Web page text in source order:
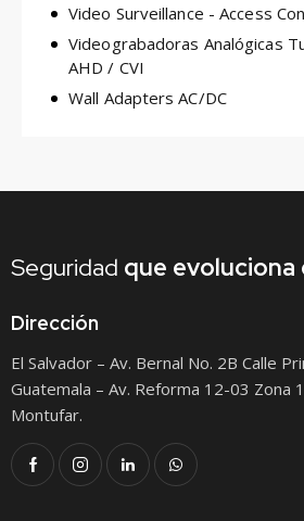
Video Surveillance - Access
Videograbadoras Analógicas
AHD / CVI
Wall Adapters AC/DC
Seguridad que
Dirección
El Salvador – Av. Bernal No. 2B Calle
Guatemala – Av. Reforma 12-03 Zona
Montufar.